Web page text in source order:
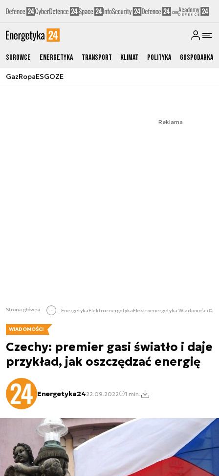
Surowce Energetyka Transport Klimat Polityka Gospodarka
GazRopaESGOZE
Reklama
Strona główna EnergetykaElektroenergetykaElektroenergetyka Wiadomości
WIADOMOŚCI
Czechy: premier gasi światło i daje
przykład, jak oszczędzać energię
Energetyka2422.09.2022 1 min.